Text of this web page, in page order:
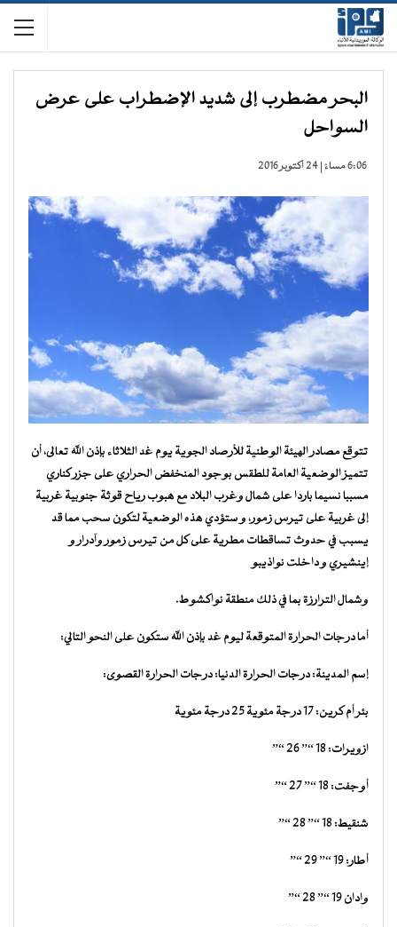
البحر مضطرب إلى شديد الإضطراب على عرض
السواحل
6:06 مساءً | 24 أكتوبر 2016
تتوقع مصادر الهيئة الوطنية للأرصاد الجوية يوم غد الثلاثاء بإذن الله تعالى، أن
تتميز الوضعية العامة للطقس بوجود المنخفض الحراري على جزر كناري
مسببا نسيما باردا على شمال وغرب البلاد مع هبوب رياح قوثة جنوبية غربية
إلى غربية على تيرس زمور، و ستؤدي هذه الوضعية لتكون سحب مما قد
يسبب في حدوث تساقطات مطرية على كل من تيرس زمور وآدرار و
إينشيري و داخلت نواذيبو
وشمال الترارزة بما في ذلك منطقة نواكشوط.
أما درجات الحرارة المتوقعة ليوم غد بإذن الله ستكون على النحو التالي:
إسم المدينة: درجات الحرارة الدنيا: درجات الحرارة القصوى:
بئر أم كرين: 17 درجة مئوية 25 درجة مئوية
ازويرات: 18 “” 26 “”
أوجفت: 18 “” 27 “”
شنقيط: 18 “” 28 “”
أطار: 19 “” 29 “”
وادان 19 “” 28 “”